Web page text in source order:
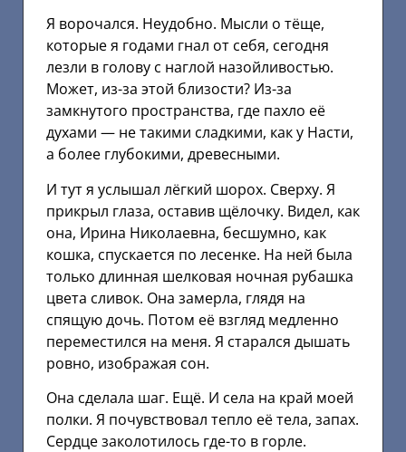
Я ворочался. Неудобно. Мысли о тёще,
которые я годами гнал от себя, сегодня
лезли в голову с наглой назойливостью.
Может, из-за этой близости? Из-за
замкнутого пространства, где пахло её
духами — не такими сладкими, как у Насти,
а более глубокими, древесными.
И тут я услышал лёгкий шорох. Сверху. Я
прикрыл глаза, оставив щёлочку. Видел, как
она, Ирина Николаевна, бесшумно, как
кошка, спускается по лесенке. На ней была
только длинная шелковая ночная рубашка
цвета сливок. Она замерла, глядя на
спящую дочь. Потом её взгляд медленно
переместился на меня. Я старался дышать
ровно, изображая сон.
Она сделала шаг. Ещё. И села на край моей
полки. Я почувствовал тепло её тела, запах.
Сердце заколотилось где-то в горле.